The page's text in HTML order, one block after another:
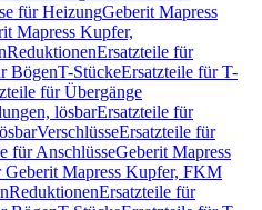
für HeizungGeberit Mapress
Mapress Kupfer,
ReduktionenErsatzteile für
BögenT-StückeErsatzteile für T-
für Übergänge
lösbarErsatzteile für
VerschlüsseErsatzteile für
für AnschlüsseGeberit Mapress
Geberit Mapress Kupfer, FKM
ReduktionenErsatzteile für